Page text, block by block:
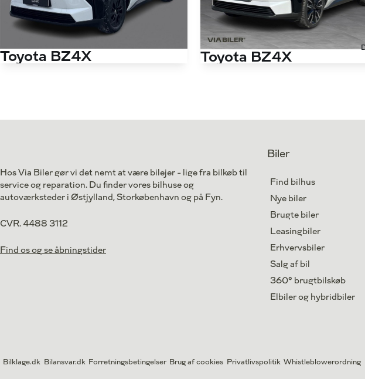
Toyota BZ4X
Kontant
369.990kr.
Toyota BZ4X
Drivmiddel
Kontant
Hos Via Biler gør vi det nemt at være bilejer - lige fra bilkøb til
service og reparation. Du finder vores bilhuse og
autoværksteder i Østjylland, Storkøbenhavn og på Fyn.
CVR. 4488 3112
Find os og se åbningstider
Biler
Find bilhus
Nye biler
Brugte biler
Leasingbiler
Erhvervsbiler
Salg af bil
360° brugtbilskøb
Elbiler og hybridbiler
Bilklage.dk Bilansvar.dk Forretningsbetingelser Brug af cookies Privatlivspolitik Whistleblowerordning